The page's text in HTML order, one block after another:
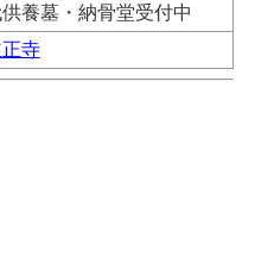
養墓・納骨堂受付中
寺